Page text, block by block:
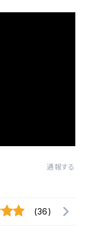
通報する
(36)